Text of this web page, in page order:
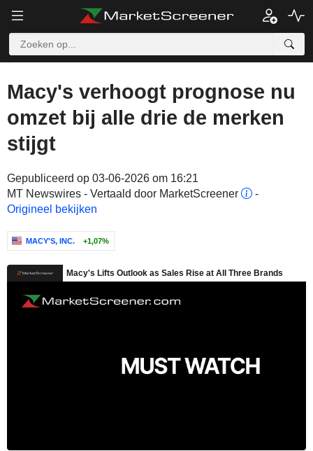
Macy's verhoogt prognose nu
omzet bij alle drie de merken
stijgt
Gepubliceerd op 03-06-2026 om 16:21
MT Newswires - Vertaald door MarketScreener
-
Origineel bekijken
MACY'S, INC. +1,07%